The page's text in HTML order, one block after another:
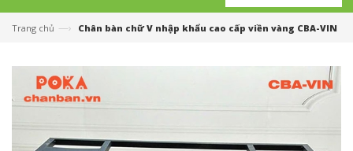
Trang chủ —› Chân bàn chữ V nhập khẩu cao cấp viền vàng CBA-VIN